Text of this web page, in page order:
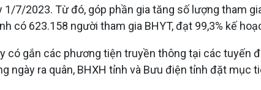
7/2023. Từ đó, góp phần gia tăng số lượng tham
có 623.158 người tham gia BHYT, đạt 99,3% kế
gắn các phương tiện truyền thông tại các tuyến
ra quân, BHXH tỉnh và Bưu điện tỉnh đặt mục